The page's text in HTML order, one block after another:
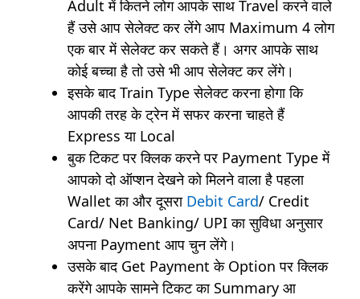
Adult में कितने लोग आपके साथ Travel करने वाले
हैं उसे आप सेलेक्ट कर लेंगे आप Maximum 4 लोग
एक बार में सेलेक्ट कर सकते हैं। अगर आपके साथ
कोई बच्चा है तो उसे भी आप सेलेक्ट कर लेंगे।
इसके बाद Train Type सेलेक्ट करना होगा कि
आपकी तरह के ट्रेन में सफर करना चाहते हैं
Express या Local
बुक टिकट पर क्लिक करने पर Payment Type में
आपको दो ऑप्शन देखने को मिलने वाला है पहला
Wallet का और दूसरा Debit Card/ Credit
Card/ Net Banking/ UPI का सुविधा अनुसार
अपना Payment आप चुन लेंगे।
उसके बाद Get Payment के Option पर क्लिक
करेंगे आपके सामने टिकट का Summary आ